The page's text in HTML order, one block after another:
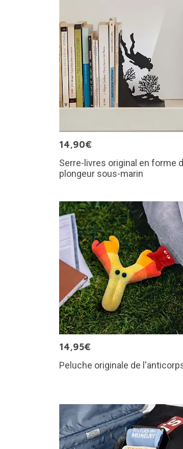
14,90€
Serre-livres original en forme
plongeur sous-marin
14,95€
Peluche originale de